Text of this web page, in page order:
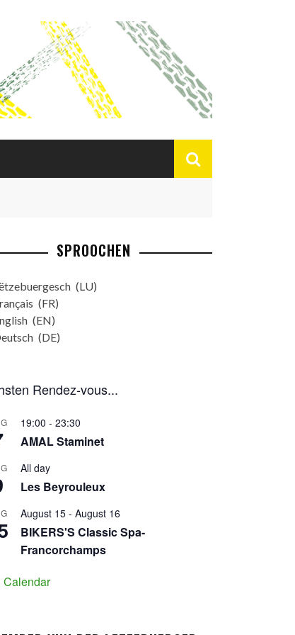
SPROOCHEN
LU
FR
EN
DE
Rendez-vous...
19:00 - 23:30
AMAL Staminet
All day
Les Beyrouleux
August 15 - August 16
BIKERS'S Classic Spa-
Francorchamps
Calendar